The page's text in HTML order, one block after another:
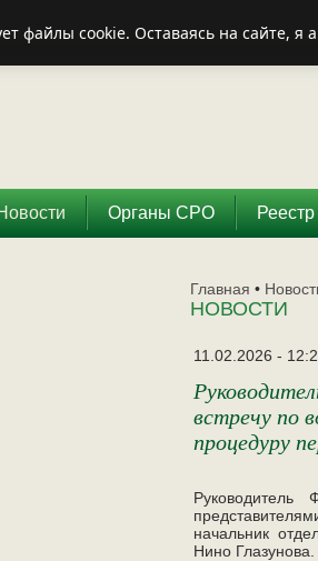
Органы СРО Реестр
Главная •
НОВОСТИ
11.02.2026 -
встречу по
процедуру
начальник
Нино Глазунова.
файлы cookie. Оставаясь на сайте,